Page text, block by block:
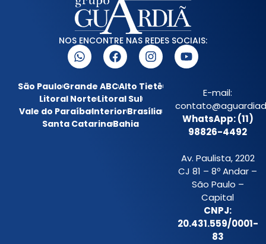
NOS ENCONTRE NAS REDES SOCIAIS:
São PauloGrande ABCAlto Tietê
Litoral NorteLitoral Sul
Vale do ParaíbaInteriorBrasília
Santa CatarinaBahia
E-mail:
WhatsApp: (11)
98826-4492
Av. Paulista, 2202
CJ 81 – 8º Andar –
São Paulo –
Capital
CNPJ:
20.431.559/0001-
83